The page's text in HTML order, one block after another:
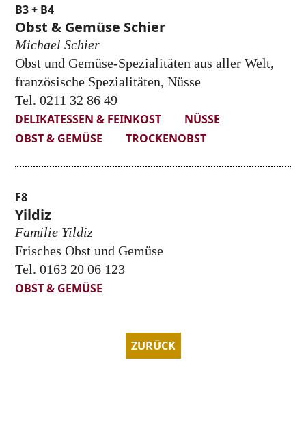
B3 + B4
Obst & Gemüse Schier
Michael Schier
Obst und Gemüse-Spezialitäten aus aller Welt,
französische Spezialitäten, Nüsse
Tel. 0211 32 86 49
DELIKATESSEN & FEINKOST
NÜSSE
OBST & GEMÜSE
TROCKENOBST
F8
Yildiz
Familie Yildiz
Frisches Obst und Gemüse
Tel. 0163 20 06 123
OBST & GEMÜSE
ZURÜCK